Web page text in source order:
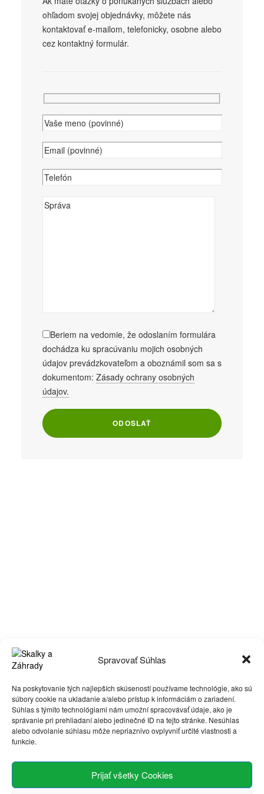
Spravovať Súhlas
Na poskytovanie tých najlepších skúseností používame technológie, ako sú
súbory cookie na ukladanie a/alebo prístup k informáciám o zariadení.
Súhlas s týmito technológiami nám umožní spracovávať údaje, ako je
správanie pri prehliadaní alebo jedinečné ID na tejto stránke. Nesúhlas
alebo odvolanie súhlasu môže nepriaznivo ovplyvniť určité vlastnosti a
funkcie.
Prijať všetky Cookies
ohľadom svojej objednávky, môžete nás
kontaktovať e-mailom, telefonicky, osobne alebo
cez kontaktný formulár.
Beriem na vedomie, že odoslaním formulára
dochádza ku spracúvaniu mojich osobných
údajov prevádzkovateľom a oboznámil som sa s
dokumentom: Zásady ochrany osobných
údajov.